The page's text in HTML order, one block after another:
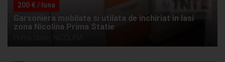
200 € / luna
Garsoniera mobilata si utilata de inchiriat in Iasi
zona Nicolina Prima Statie